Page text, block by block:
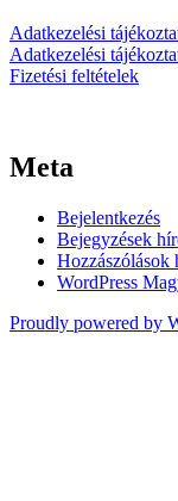
Adatkezelési
Adatkezelési
Fizetési feltételek
Meta
Bejelentkezés
Bejegyzések
Hozzászólások
WordPress
Proudly powered by